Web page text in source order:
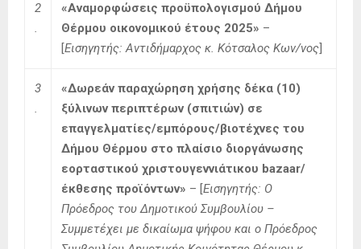
2
.
«Αναμορφώσεις προϋπολογισμού Δήμου
Θέρμου οικονομικού έτους 2025» –
[Εισηγητής: Αντιδήμαρχος κ. Κότσαλος Κων/νος]
3
.
«Δωρεάν παραχώρηση χρήσης δέκα (10)
ξύλινων περιπτέρων (σπιτιών) σε
επαγγελματίες/εμπόρους/βιοτέχνες του
Δήμου Θέρμου στο πλαίσιο διοργάνωσης
εορταστικού χριστουγεννιάτικου bazaar/
έκθεσης προϊόντων» – [Εισηγητής: Ο
Πρόεδρος του Δημοτικού Συμβουλίου –
Συμμετέχει με δικαίωμα ψήφου και ο Πρόεδρος